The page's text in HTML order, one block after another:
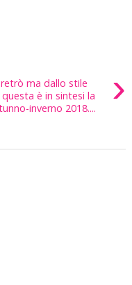
›
ma dallo stile
è in sintesi la
inverno 2018....